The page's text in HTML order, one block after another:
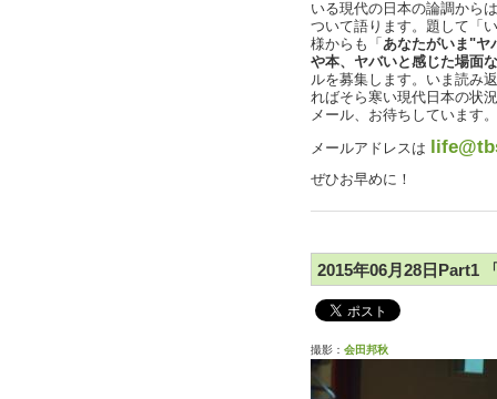
いる現代の日本の論調から
ついて語ります。題して「
様からも「 あなたがいま"ヤ
や本、ヤバいと感じた場面
ルを募集します。いま読み
ればそら寒い現代日本の状
メール、お待ちしています。
メールアドレスは
ぜひお早めに！
2015年06月28日Part1
撮影： 会田邦秋